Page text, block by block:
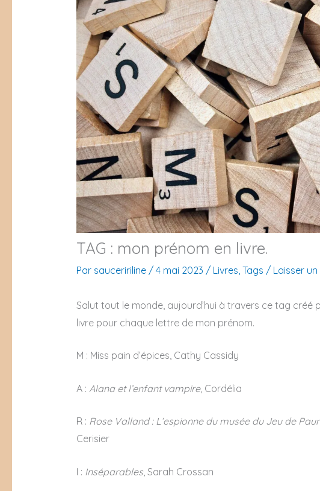
TAG : mon prénom en livre.
Par sauceririline / 4 mai 2023 / Livres Tags / Laisser
Salut tout le monde, aujourd’hui à travers ce tag créé
livre pour chaque lettre de mon prénom.
M : Miss pain d’épices, Cathy Cassidy
A : Alana et l’enfant vampire, Cordélia
R : Rose Valland : L’espionne du musée du Jeu de
Cerisier
I : Inséparables, Sarah Crossan